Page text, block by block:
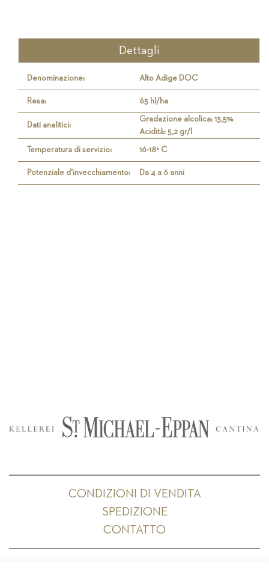
Dettagli
Denominazione: Alto Adige DOC
Resa: 65 hl/ha
Dati analitici:
Gradazione alcolica: 13,5%
Acidità: 5,2 gr/l
Temperatura di servizio: 16-18° C
Potenziale d'invecchiamento: Da 4 a 6 anni
CONDIZIONI DI VENDITA
SPEDIZIONE
CONTATTO